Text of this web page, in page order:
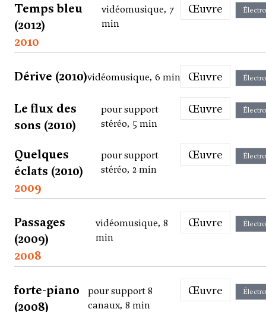
Temps bleu
(2012)
vidéomusique, 7
min
Œuvre
2010
Dérive (2010)vidéomusique, 6 min Œuvre
Le flux des
sons (2010)
pour support
stéréo, 5 min
Œuvre
Quelques
éclats (2010)
pour support
stéréo, 2 min
Œuvre
2009
Passages
(2009)
vidéomusique, 8
min
Œuvre
2008
forte-piano
(2008)
pour support 8
canaux, 8 min
Œuvre